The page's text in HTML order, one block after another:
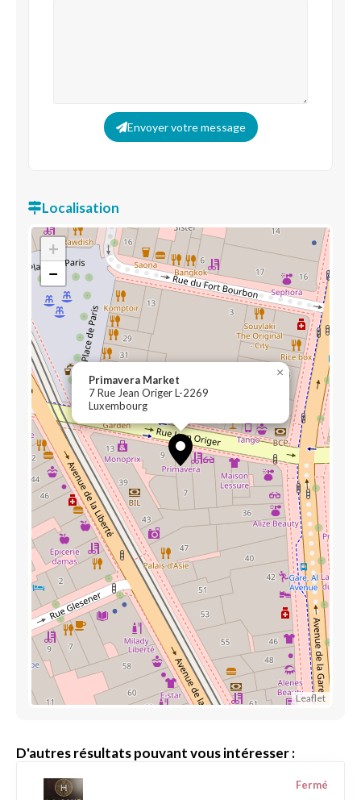
Envoyer votre message
Localisation
Primavera Market
7 Rue Jean Origer L-2269
Luxembourg
×
+
−
Leaflet
D'autres résultats pouvant vous intéresser :
Fermé